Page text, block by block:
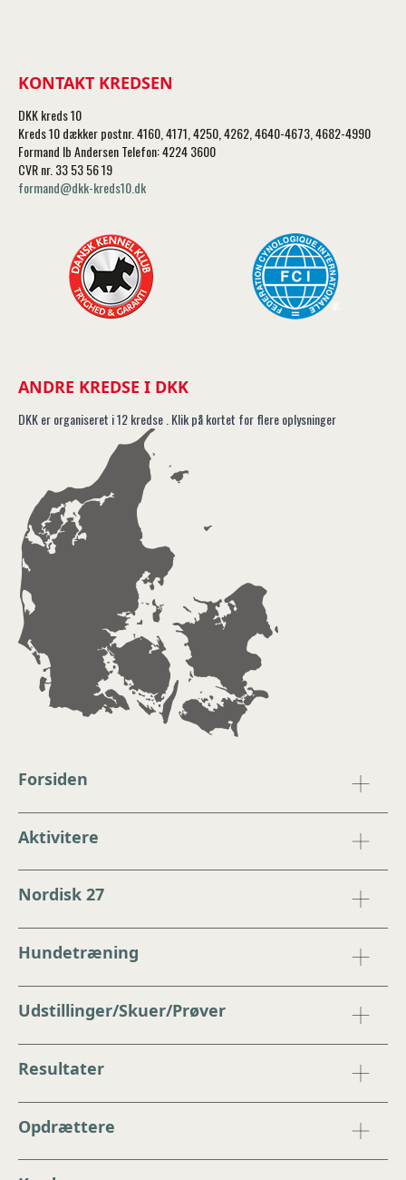
KONTAKT KREDSEN
DKK kreds 10
Kreds 10 dækker postnr. 4160, 4171, 4250, 4262, 4640-4673, 4682-4990
Formand Ib Andersen Telefon: 4224 3600
CVR nr. 33 53 56 19
formand@dkk-kreds10.dk
ANDRE KREDSE I DKK
DKK er organiseret i 12 kredse . Klik på kortet for flere oplysninger
Forsiden
Aktivitere
Nordisk 27
Hundetræning
Udstillinger/Skuer/Prøver
Resultater
Opdrættere